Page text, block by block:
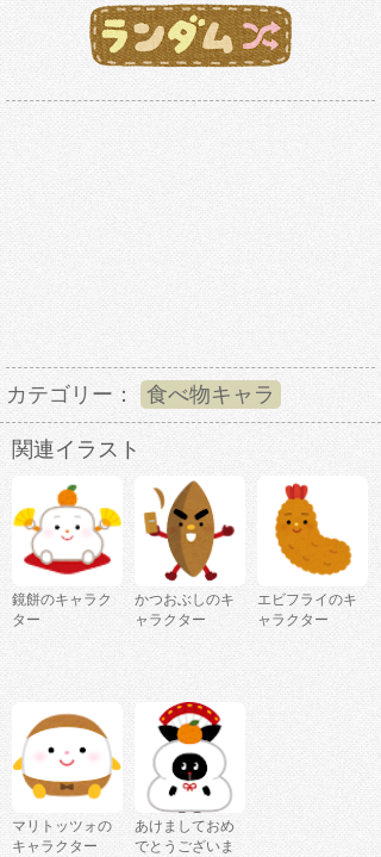
カテゴリー： 食べ物キャラ
関連イラスト
鏡餅のキャラク
ター
かつおぶしのキ
ャラクター
エビフライのキ
ャラクター
マリトッツォの
キャラクター
あけましておめ
でとうございま